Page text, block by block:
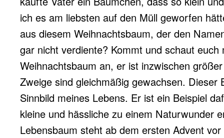
ich es am liebsten auf den Müll geworfen
aus diesem Weihnachtsbaum, der den
gar nicht verdiente? Kommt und schaut euch
Weihnachtsbaum an, er ist inzwischen
Zweige sind gleichmäßig gewachsen. Dieser
Sinnbild meines Lebens. Er ist ein Beispiel
kleine und hässliche zu einem Naturwunder
Lebensbaum steht ab dem ersten Advent